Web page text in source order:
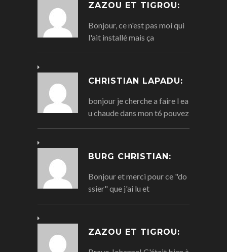
ZAZOU ET TIGROU:
Bonjour, ce n'est pas moi qui
l'ait installé mais ça
CHRISTIAN LAPADU:
bonjour je cherche a faire l ea
u chaude dans mon t6 pouvez
BURG CHRISTIAN:
Bonjour et merci pour ce "do
ssier" que j'ai lu et
ZAZOU ET TIGROU: